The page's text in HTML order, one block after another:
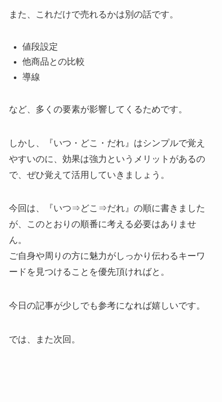
また、これだけで売れるかは別の話です。
値段設定
他商品との比較
導線
など、多くの要素が影響してくるためです。
しかし、『いつ・どこ・だれ』はシンプルで覚え
やすいのに、効果は強力というメリットがあるの
で、ぜひ覚えて活用していきましょう。
今回は、『いつ⇒どこ⇒だれ』の順に書きました
が、このとおりの順番に考える必要はありませ
ん。
ご自身や周りの方に魅力がしっかり伝わるキーワ
ードを見つけることを優先頂ければと。
今日の記事が少しでも参考になれば嬉しいです。
では、また次回。